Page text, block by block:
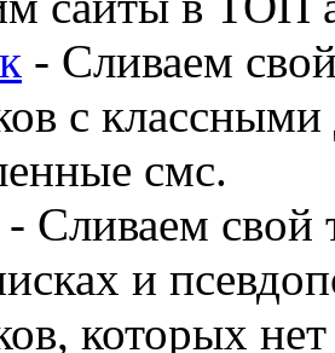
- Сливаем
с
смс.
- Сливаем свой
и
которых